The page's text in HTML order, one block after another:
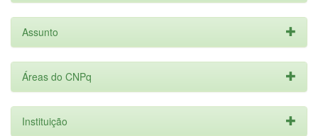
Assunto
Áreas do CNPq
Instituição